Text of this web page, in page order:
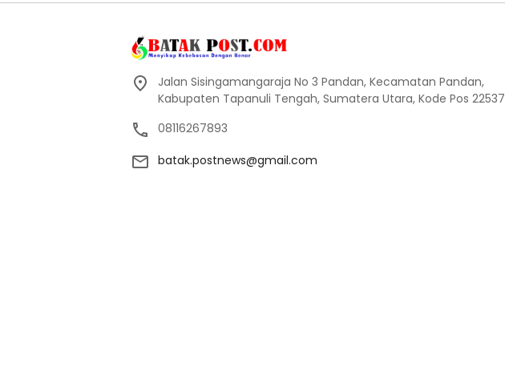
Jalan Sisingamangaraja No 3 Pandan, Kecamatan Pandan,
Kabupaten Tapanuli Tengah, Sumatera Utara, Kode Pos 22537
08116267893
batak.postnews@gmail.com